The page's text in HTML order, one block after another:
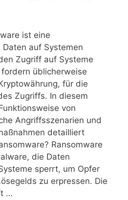
ist eine
auf Systemen
Zugriff auf Systeme
üblicherweise
für die
Zugriffs. In diesem
von
Angriffsszenarien und
detailliert
Ransomware
die Daten
sperrt, um Opfer
zu erpressen. Die
…